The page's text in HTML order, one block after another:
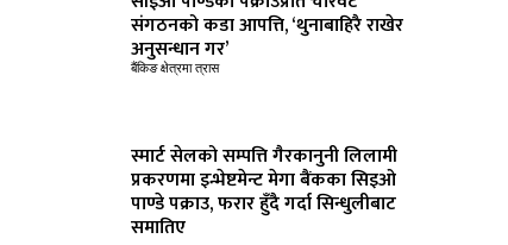
संगठनको कडा आपत्ति, ‘थुनाबाहिरै राखेर
अनुसन्धान गर’
बैंकिङ क्षेत्रमा त्रास
स्मार्ट सेलको सम्पत्ति गैरकानुनी लिलामी
प्रकरणमा इन्भेष्टमेन्ट मेगा बैंकका सिइओ
पाण्डे पक्राउ, फरार हुँदै गर्दा सिन्धुलीबाट
समातिए